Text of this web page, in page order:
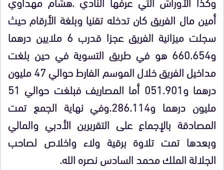
أمين مال الفريق كان تدخله تقنيا وبلغة الأرقام حيث
سجلت ميزانية الفريق عجزا قدرب 6 ملايين درهما
و660.654 هو في طريق التسوية في حين بلغت
مداخيل الفريق خلال الموسم الفارط حوالي 47 مليون
درهما و051.901 أما المصاريف فبلغت حوالي 51
مليون درهما و286.114.وفي نهاية الجمع تمت
المصادقة بالإجماع على التقريرين الأدبي والمالي
وبعدها تمت تلاوة برقية ولاء واخلاص لصاحب
الجلالة الملك محمد السادس نصره الله.